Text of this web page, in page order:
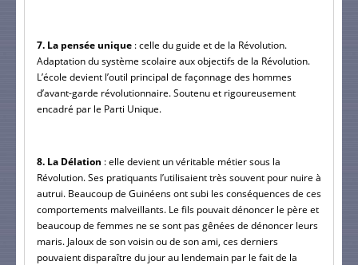
7. La pensée unique : celle du guide et de la Révolution.
Adaptation du système scolaire aux objectifs de la Révolution.
L’école devient l’outil principal de façonnage des hommes
d’avant-garde révolutionnaire. Soutenu et rigoureusement
encadré par le Parti Unique.
8. La Délation : elle devient un véritable métier sous la
Révolution. Ses pratiquants l’utilisaient très souvent pour nuire à
autrui. Beaucoup de Guinéens ont subi les conséquences de ces
comportements malveillants. Le fils pouvait dénoncer le père et
beaucoup de femmes ne se sont pas gênées de dénoncer leurs
maris. Jaloux de son voisin ou de son ami, ces derniers
pouvaient disparaître du jour au lendemain par le fait de la